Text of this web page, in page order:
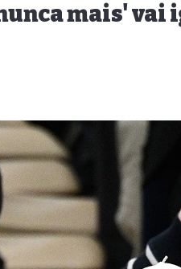
mais' vai